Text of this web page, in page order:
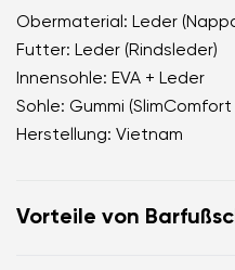
Obermaterial: Leder
Futter: Leder (Rindsleder)
Innensohle: EVA + Leder
Sohle: Gummi (SlimComfort
Herstellung: Vietnam
Vorteile von